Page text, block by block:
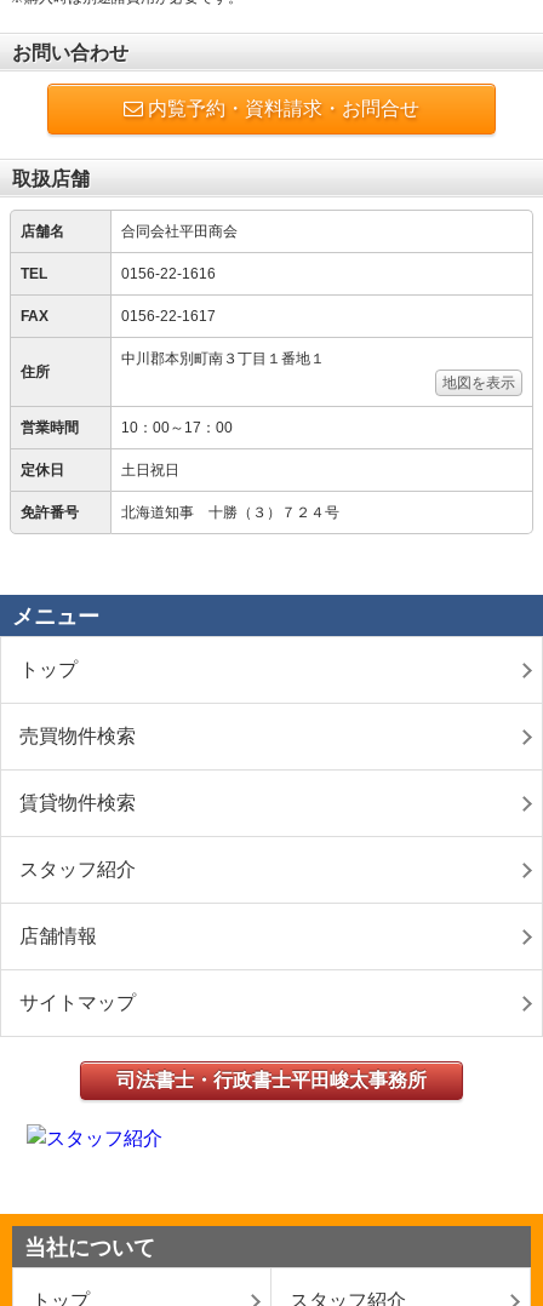
お問い合わせ
内覧予約・資料請求・お問合せ
取扱店舗
店舗名 合同会社平田商会
TEL 0156-22-1616
FAX 0156-22-1617
住所
中川郡本別町南３丁目１番地１
地図を表示
営業時間 10：00～17：00
定休日 土日祝日
免許番号 北海道知事 十勝（３）７２４号
メニュー
トップ
売買物件検索
賃貸物件検索
スタッフ紹介
店舗情報
サイトマップ
司法書士・行政書士平田峻太事務所
当社について
トップ スタッフ紹介